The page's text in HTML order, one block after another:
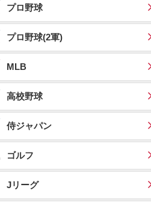
プロ野球
プロ野球(2軍)
MLB
高校野球
侍ジャパン
ゴルフ
Jリーグ